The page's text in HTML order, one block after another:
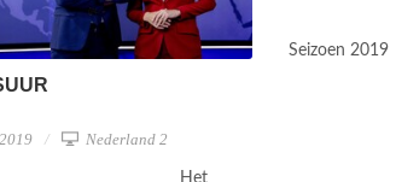
Nederland 2
Het
Seizoen 2019